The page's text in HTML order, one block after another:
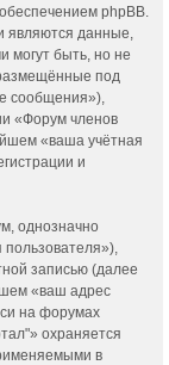
phpBB.
данные,
могут быть, но не
под
сообщения»),
«Форум членов
«ваша учётная
и
однозначно
записью (далее
«ваш адрес
на форумах
охраняется
в